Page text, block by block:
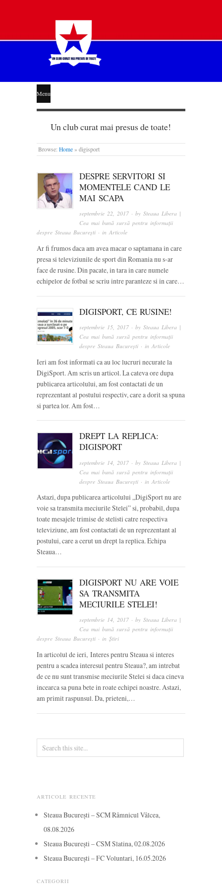
STEAUA
LIBERĂ
Menu
Un club curat mai presus de toate!
Browse: Home » digisport
DESPRE SERVITORI SI
MOMENTELE CAND LE
MAI SCAPA
septembrie 22, 2017 · bySteaua Libera |
Cea mai bună sursă pentru informații
despre Steaua București · in Articole
Ar fi frumos daca am avea macar o saptamana in care
presa si televiziunile de sport din Romania nu s-ar
face de rusine. Din pacate, in tara in care numele
echipelor de fotbal se scriu intre paranteze si in care…
DIGISPORT, CE RUSINE!
septembrie 15, 2017 · bySteaua Libera |
Cea mai bună sursă pentru informații
despre Steaua București · inArticole
Ieri am fost informati ca au loc lucruri necurate la
DigiSport. Am scris un articol. La cateva ore dupa
publicarea articolului, am fost contactati de un
reprezentant al postului respectiv, care a dorit sa spuna
si partea lor. Am fost…
DREPT LA REPLICA:
DIGISPORT
septembrie 14, 2017 · bySteaua Libera |
Cea mai bună sursă pentru informații
despre Steaua București · inArticole
Astazi, dupa publicarea articolului „DigiSport nu are
voie sa transmita meciurile Stelei” si, probabil, dupa
toate mesajele trimise de stelisti catre respectiva
televiziune, am fost contactati de un reprezentant al
postului, care a cerut un drept la replica. Echipa
Steaua…
DIGISPORT NU ARE VOIE
SA TRANSMITA
MECIURILE STELEI!
septembrie 14, 2017 · bySteaua Libera |
Cea mai bună sursă pentru informații
despre Steaua București · in Știri
In articolul de ieri, Interes pentru Steaua si interes
pentru a scadea interesul pentru Steaua?, am intrebat
de ce nu sunt transmise meciurile Stelei si daca cineva
incearca sa puna bete in roate echipei noastre. Astazi,
am primit raspunsul. Da, prieteni,…
ARTICOLE RECENTE
Steaua București – SCM Râmnicul Vâlcea,
08.08.2026
Steaua București – CSM Slatina, 02.08.2026
Steaua București – FC Voluntari, 16.05.2026
CATEGORII